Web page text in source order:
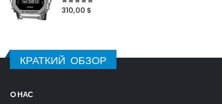
5out of 5
310,00 $
КРАТКИЙ ОБЗОР
O НАС